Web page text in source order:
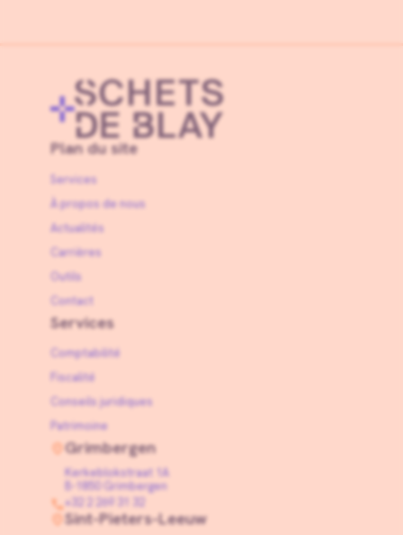
Plan du site
Services
À propos de nous
Actualités
Carrières
Outils
Contact
Services
Comptabilité
Fiscalité
Conseils juridiques
Patrimoine
Grimbergen
Kerkeblokstraat 1A
B-1850 Grimbergen
+32 2 269 31 32
Sint-Pieters-Leeuw